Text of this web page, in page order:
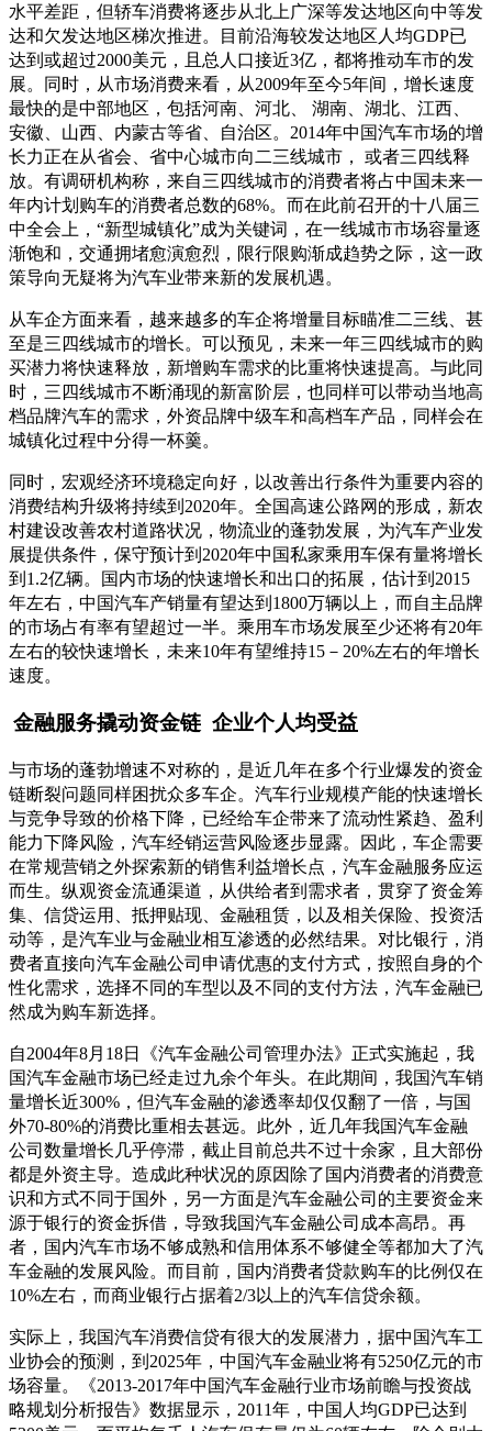
水平差距，但轿车消费将逐步从北上广深等发达地区向中等发
达和欠发达地区梯次推进。目前沿海较发达地区人均GDP已
达到或超过2000美元，且总人口接近3亿，都将推动车市的发
展。同时，从市场消费来看，从2009年至今5年间，增长速度
最快的是中部地区，包括河南、河北、 湖南、湖北、江西、
安徽、山西、内蒙古等省、自治区。2014年中国汽车市场的增
长力正在从省会、省中心城市向二三线城市， 或者三四线释
放。有调研机构称，来自三四线城市的消费者将占中国未来一
年内计划购车的消费者总数的68%。而在此前召开的十八届三
中全会上，“新型城镇化”成为关键词，在一线城市市场容量逐
渐饱和，交通拥堵愈演愈烈，限行限购渐成趋势之际，这一政
策导向无疑将为汽车业带来新的发展机遇。
从车企方面来看，越来越多的车企将增量目标瞄准二三线、甚
至是三四线城市的增长。可以预见，未来一年三四线城市的购
买潜力将快速释放，新增购车需求的比重将快速提高。与此同
时，三四线城市不断涌现的新富阶层，也同样可以带动当地高
档品牌汽车的需求，外资品牌中级车和高档车产品，同样会在
城镇化过程中分得一杯羹。
同时，宏观经济环境稳定向好，以改善出行条件为重要内容的
消费结构升级将持续到2020年。全国高速公路网的形成，新农
村建设改善农村道路状况，物流业的蓬勃发展，为汽车产业发
展提供条件，保守预计到2020年中国私家乘用车保有量将增长
到1.2亿辆。国内市场的快速增长和出口的拓展，估计到2015
年左右，中国汽车产销量有望达到1800万辆以上，而自主品牌
的市场占有率有望超过一半。乘用车市场发展至少还将有20年
左右的较快速增长，未来10年有望维持15－20%左右的年增长
速度。
金融服务撬动资金链 企业个人均受益
与市场的蓬勃增速不对称的，是近几年在多个行业爆发的资金
链断裂问题同样困扰众多车企。汽车行业规模产能的快速增长
与竞争导致的价格下降，已经给车企带来了流动性紧趋、盈利
能力下降风险，汽车经销运营风险逐步显露。因此，车企需要
在常规营销之外探索新的销售利益增长点，汽车金融服务应运
而生。纵观资金流通渠道，从供给者到需求者，贯穿了资金筹
集、信贷运用、抵押贴现、金融租赁，以及相关保险、投资活
动等，是汽车业与金融业相互渗透的必然结果。对比银行，消
费者直接向汽车金融公司申请优惠的支付方式，按照自身的个
性化需求，选择不同的车型以及不同的支付方法，汽车金融已
然成为购车新选择。
自2004年8月18日《汽车金融公司管理办法》正式实施起，我
国汽车金融市场已经走过九余个年头。在此期间，我国汽车销
量增长近300%，但汽车金融的渗透率却仅仅翻了一倍，与国
外70-80%的消费比重相去甚远。此外，近几年我国汽车金融
公司数量增长几乎停滞，截止目前总共不过十余家，且大部份
都是外资主导。造成此种状况的原因除了国内消费者的消费意
识和方式不同于国外，另一方面是汽车金融公司的主要资金来
源于银行的资金拆借，导致我国汽车金融公司成本高昂。再
者，国内汽车市场不够成熟和信用体系不够健全等都加大了汽
车金融的发展风险。而目前，国内消费者贷款购车的比例仅在
10%左右，而商业银行占据着2/3以上的汽车信贷余额。
实际上，我国汽车消费信贷有很大的发展潜力，据中国汽车工
业协会的预测，到2025年，中国汽车金融业将有5250亿元的市
场容量。《2013-2017年中国汽车金融行业市场前瞻与投资战
略规划分析报告》数据显示，2011年，中国人均GDP已达到